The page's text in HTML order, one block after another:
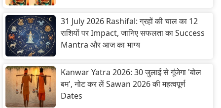
31 July 2026 Rashifal: ग्रहों की चाल का 12
राशियों पर Impact, जानिए सफलता का Success
Mantra और आज का भाग्य
Kanwar Yatra 2026: 30 जुलाई से गूंजेगा 'बोल
बम', नोट कर लें Sawan 2026 की महत्वपूर्ण
Dates